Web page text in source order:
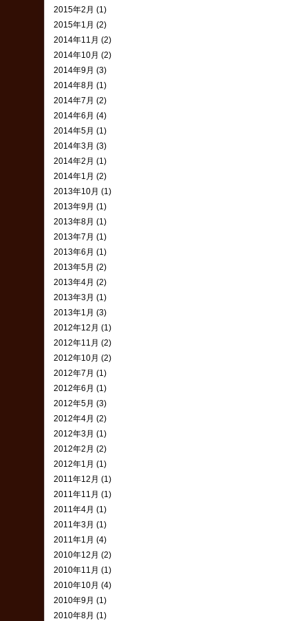
2015年2月 (1)
2015年1月 (2)
2014年11月 (2)
2014年10月 (2)
2014年9月 (3)
2014年8月 (1)
2014年7月 (2)
2014年6月 (4)
2014年5月 (1)
2014年3月 (3)
2014年2月 (1)
2014年1月 (2)
2013年10月 (1)
2013年9月 (1)
2013年8月 (1)
2013年7月 (1)
2013年6月 (1)
2013年5月 (2)
2013年4月 (2)
2013年3月 (1)
2013年1月 (3)
2012年12月 (1)
2012年11月 (2)
2012年10月 (2)
2012年7月 (1)
2012年6月 (1)
2012年5月 (3)
2012年4月 (2)
2012年3月 (1)
2012年2月 (2)
2012年1月 (1)
2011年12月 (1)
2011年11月 (1)
2011年4月 (1)
2011年3月 (1)
2011年1月 (4)
2010年12月 (2)
2010年11月 (1)
2010年10月 (4)
2010年9月 (1)
2010年8月 (1)